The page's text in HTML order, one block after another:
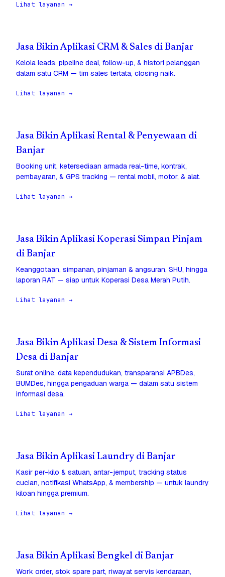
Lihat layanan →
Jasa Bikin Aplikasi CRM & Sales di Banjar
Kelola leads, pipeline deal, follow-up, & histori pelanggan
dalam satu CRM — tim sales tertata, closing naik.
Lihat layanan →
Jasa Bikin Aplikasi Rental & Penyewaan di
Banjar
Booking unit, ketersediaan armada real-time, kontrak,
pembayaran, & GPS tracking — rental mobil, motor, & alat.
Lihat layanan →
Jasa Bikin Aplikasi Koperasi Simpan Pinjam
di Banjar
Keanggotaan, simpanan, pinjaman & angsuran, SHU, hingga
laporan RAT — siap untuk Koperasi Desa Merah Putih.
Lihat layanan →
Jasa Bikin Aplikasi Desa & Sistem Informasi
Desa di Banjar
Surat online, data kependudukan, transparansi APBDes,
BUMDes, hingga pengaduan warga — dalam satu sistem
informasi desa.
Lihat layanan →
Jasa Bikin Aplikasi Laundry di Banjar
Kasir per-kilo & satuan, antar-jemput, tracking status
cucian, notifikasi WhatsApp, & membership — untuk laundry
kiloan hingga premium.
Lihat layanan →
Jasa Bikin Aplikasi Bengkel di Banjar
Work order, stok spare part, riwayat servis kendaraan,